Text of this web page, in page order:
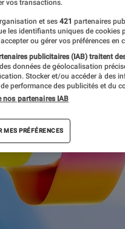
vos transactions.
et ses 421 partenaires
les identifiants uniques de cookies
ou gérer vos préférences
publicitaires (IAB) traitent
données de géolocalisation
Stocker et/ou accéder à des
performance des publicités et du
nos partenaires IAB
MES PRÉFÉRENCES